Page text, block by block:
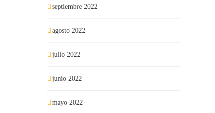
septiembre 2022
agosto 2022
julio 2022
junio 2022
mayo 2022